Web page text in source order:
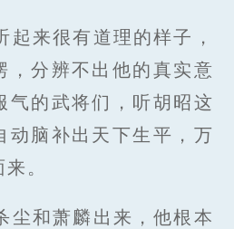
起来很有道理的样子，
，分辨不出他的真实意
气的武将们，听胡昭这
动脑补出天下生平，万
。
尘和萧麟出来，他根本